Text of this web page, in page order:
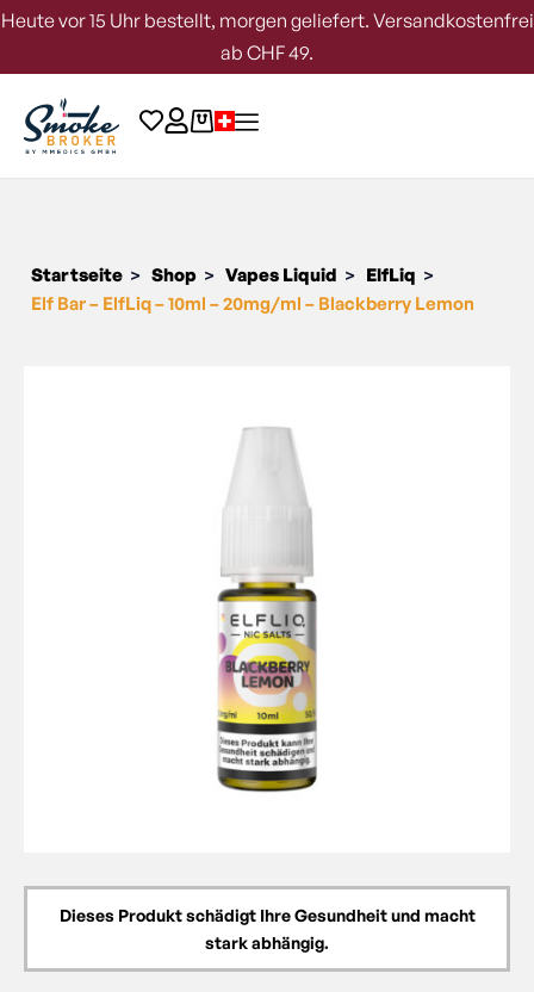
Heute vor 15 Uhr bestellt, morgen geliefert. Versandkostenfrei
ab CHF 49.
Startseite > Shop > Vapes Liquid > ElfLiq >
Elf Bar – ElfLiq – 10ml – 20mg/ml – Blackberry Lemon
Dieses Produkt schädigt Ihre Gesundheit und macht
stark abhängig.